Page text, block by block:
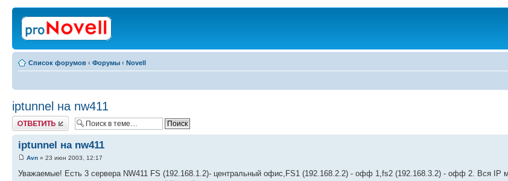
Список форумов ‹ Форумы ‹ Novell
iptunnel на nw411
Ответить
iptunnel на nw411
Avn » 23 июн 2003, 12:17
Уважаемые! Есть 3 сервера NW411 FS (192.168.1.2)- центральный офис,FS1 (192.168.2.2) - офф 1,fs2 (192.168.3.2) - офф 2. Вся IP